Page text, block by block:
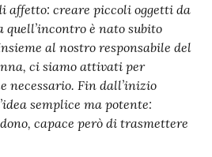
affetto: creare piccoli oggetti da
è nato subito
al nostro responsabile del
ci siamo attivati per
necessario. Fin dall’inizio
semplice ma potente:
capace però di trasmettere